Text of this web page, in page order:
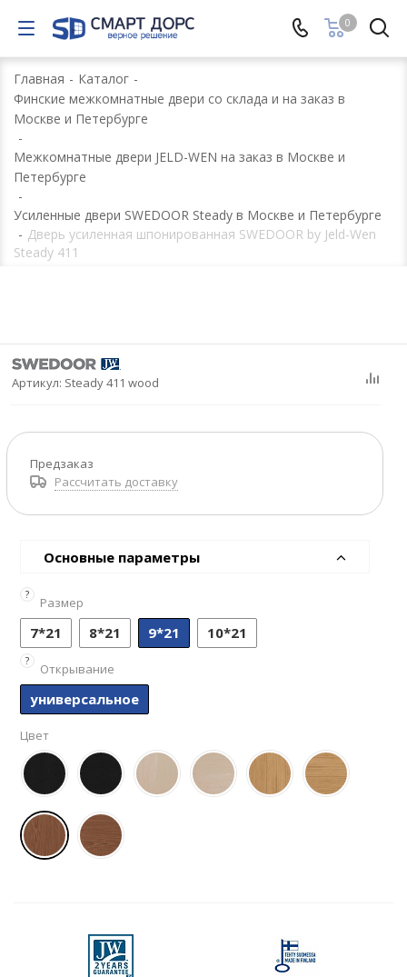
0
Главная - Каталог -
Финские межкомнатные двери со склада и на заказ в
Москве и Петербурге
-
Межкомнатные двери JELD-WEN на заказ в Москве и
Петербурге
-
Усиленные двери SWEDOOR Steady в Москве и Петербурге
- Дверь усиленная шпонированная SWEDOOR by Jeld-Wen
Steady 411
Артикул: Steady 411 wood
Предзаказ
Рассчитать доставку
Основные параметры
?
Размер
7*21 8*21 9*21 10*21
?
Открывание
универсальное
Цвет